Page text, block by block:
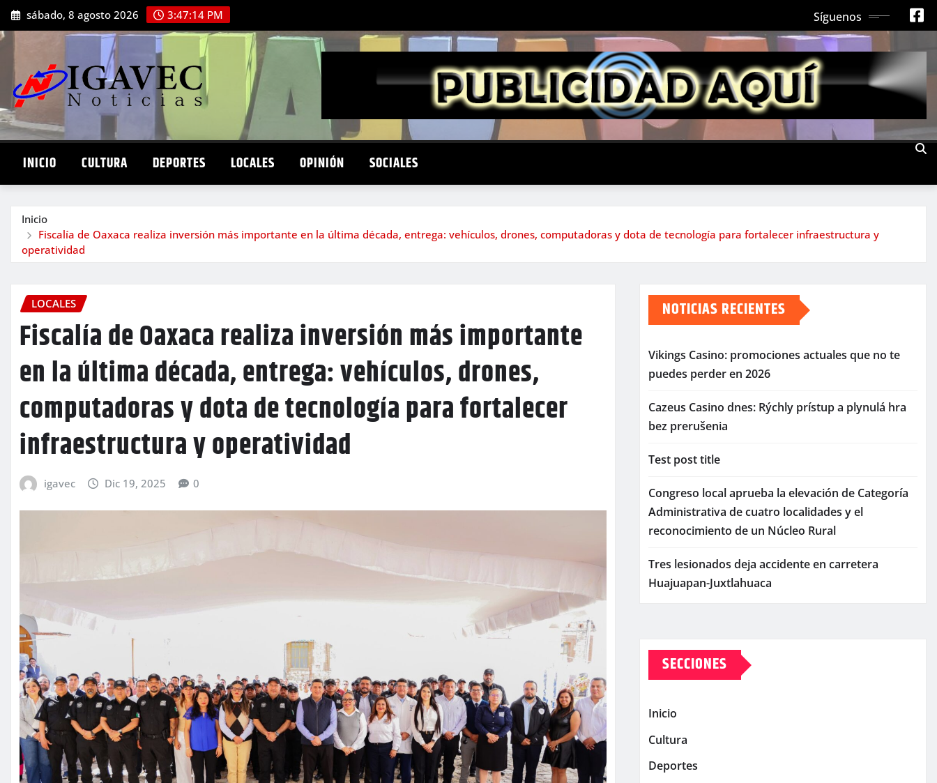
Saltar
al
contenido
sábado, 8 agosto 2026 3:47:15 PM Síguenos
INICIO CULTURA DEPORTES LOCALES OPINIÓN SOCIALES
Inicio
Fiscalía de Oaxaca realiza inversión más importante en la última década, entrega: vehículos, drones, computadoras y dota de tecnología para fortalecer infraestructura y
operatividad
LOCALES
Fiscalía de Oaxaca realiza inversión más importante
en la última década, entrega: vehículos, drones,
computadoras y dota de tecnología para fortalecer
infraestructura y operatividad
igavec Dic 19, 2025 0
NOTICIAS RECIENTES
Vikings Casino: promociones actuales que no te
puedes perder en 2026
Cazeus Casino dnes: Rýchly prístup a plynulá hra
bez prerušenia
Test post title
Congreso local aprueba la elevación de Categoría
Administrativa de cuatro localidades y el
reconocimiento de un Núcleo Rural
Tres lesionados deja accidente en carretera
Huajuapan-Juxtlahuaca
SECCIONES
Inicio
Cultura
Deportes